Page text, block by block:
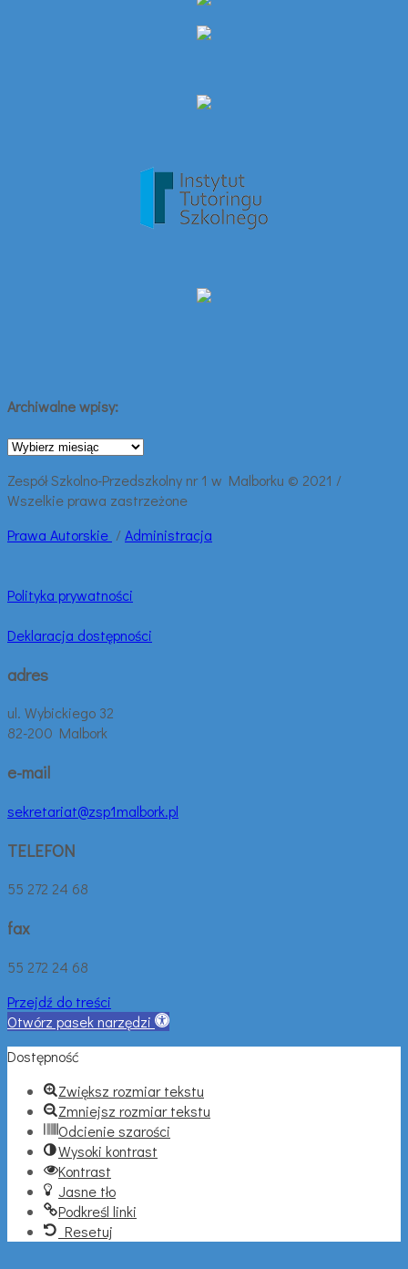
Archiwalne wpisy:
Archiwalne
Zespół Szkolno-Przedszkolny nr 1 w Malborku © 2021 /
Wszelkie prawa zastrzeżone
Prawa Autorskie /Administracja
Polityka prywatności
Deklaracja dostępności
adres
ul. Wybickiego 32
82-200 Malbork
e-mail
sekretariat@zsp1malbork.pl
TELEFON
55 272 24 68
fax
55 272 24 68
Przejdź do treści
Otwórz pasek narzędzi
Dostępność
Zwiększ rozmiar tekstu
Zmniejsz rozmiar tekstu
Odcienie szarości
Wysoki kontrast
Kontrast
Jasne tło
Podkreśl linki
Resetuj